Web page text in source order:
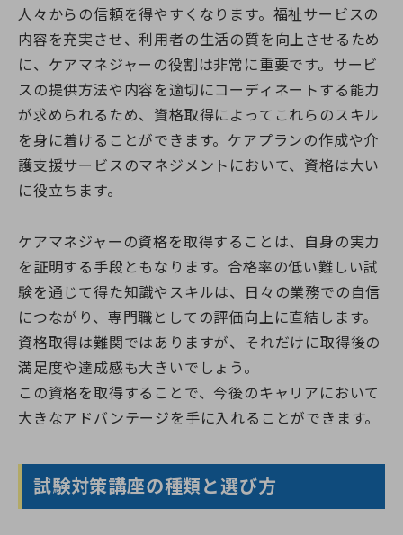
人々からの信頼を得やすくなります。福祉サービスの
内容を充実させ、利用者の生活の質を向上させるため
に、ケアマネジャーの役割は非常に重要です。サービ
スの提供方法や内容を適切にコーディネートする能力
が求められるため、資格取得によってこれらのスキル
を身に着けることができます。ケアプランの作成や介
護支援サービスのマネジメントにおいて、資格は大い
に役立ちます。
ケアマネジャーの資格を取得することは、自身の実力
を証明する手段ともなります。合格率の低い難しい試
験を通じて得た知識やスキルは、日々の業務での自信
につながり、専門職としての評価向上に直結します。
資格取得は難関ではありますが、それだけに取得後の
満足度や達成感も大きいでしょう。
この資格を取得することで、今後のキャリアにおいて
大きなアドバンテージを手に入れることができます。
試験対策講座の種類と選び方